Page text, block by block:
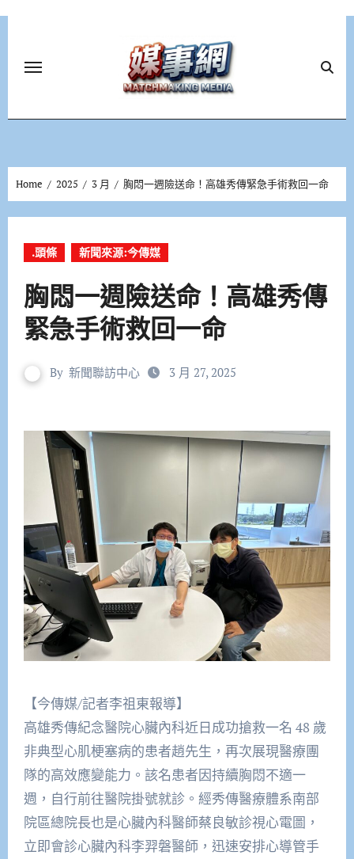
Home 2025 3 月 胸悶一週險送命！高雄秀傳緊急手術救回一命
.頭條 新聞來源:今傳媒
胸悶一週險送命！高雄秀傳
緊急手術救回一命
By 新聞聯訪中心 3 月 27, 2025
【今傳媒/記者李祖東報導】
高雄秀傳紀念醫院心臟內科近日成功搶救一名 48 歲
非典型心肌梗塞病的患者趙先生，再次展現醫療團
隊的高效應變能力。該名患者因持續胸悶不適一
週，自行前往醫院掛號就診。經秀傳醫療體系南部
院區總院長也是心臟內科醫師蔡良敏診視心電圖，
立即會診心臟內科李羿磐醫師，迅速安排心導管手